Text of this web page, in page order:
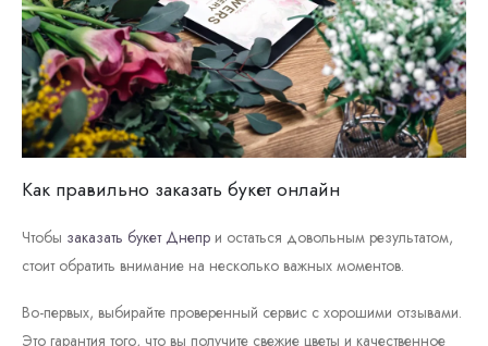
Как правильно заказать букет онлайн
Чтобы заказать букет Днепр и остаться довольным результатом,
стоит обратить внимание на несколько важных моментов.
Во-первых, выбирайте проверенный сервис с хорошими отзывами.
Это гарантия того, что вы получите свежие цветы и качественное